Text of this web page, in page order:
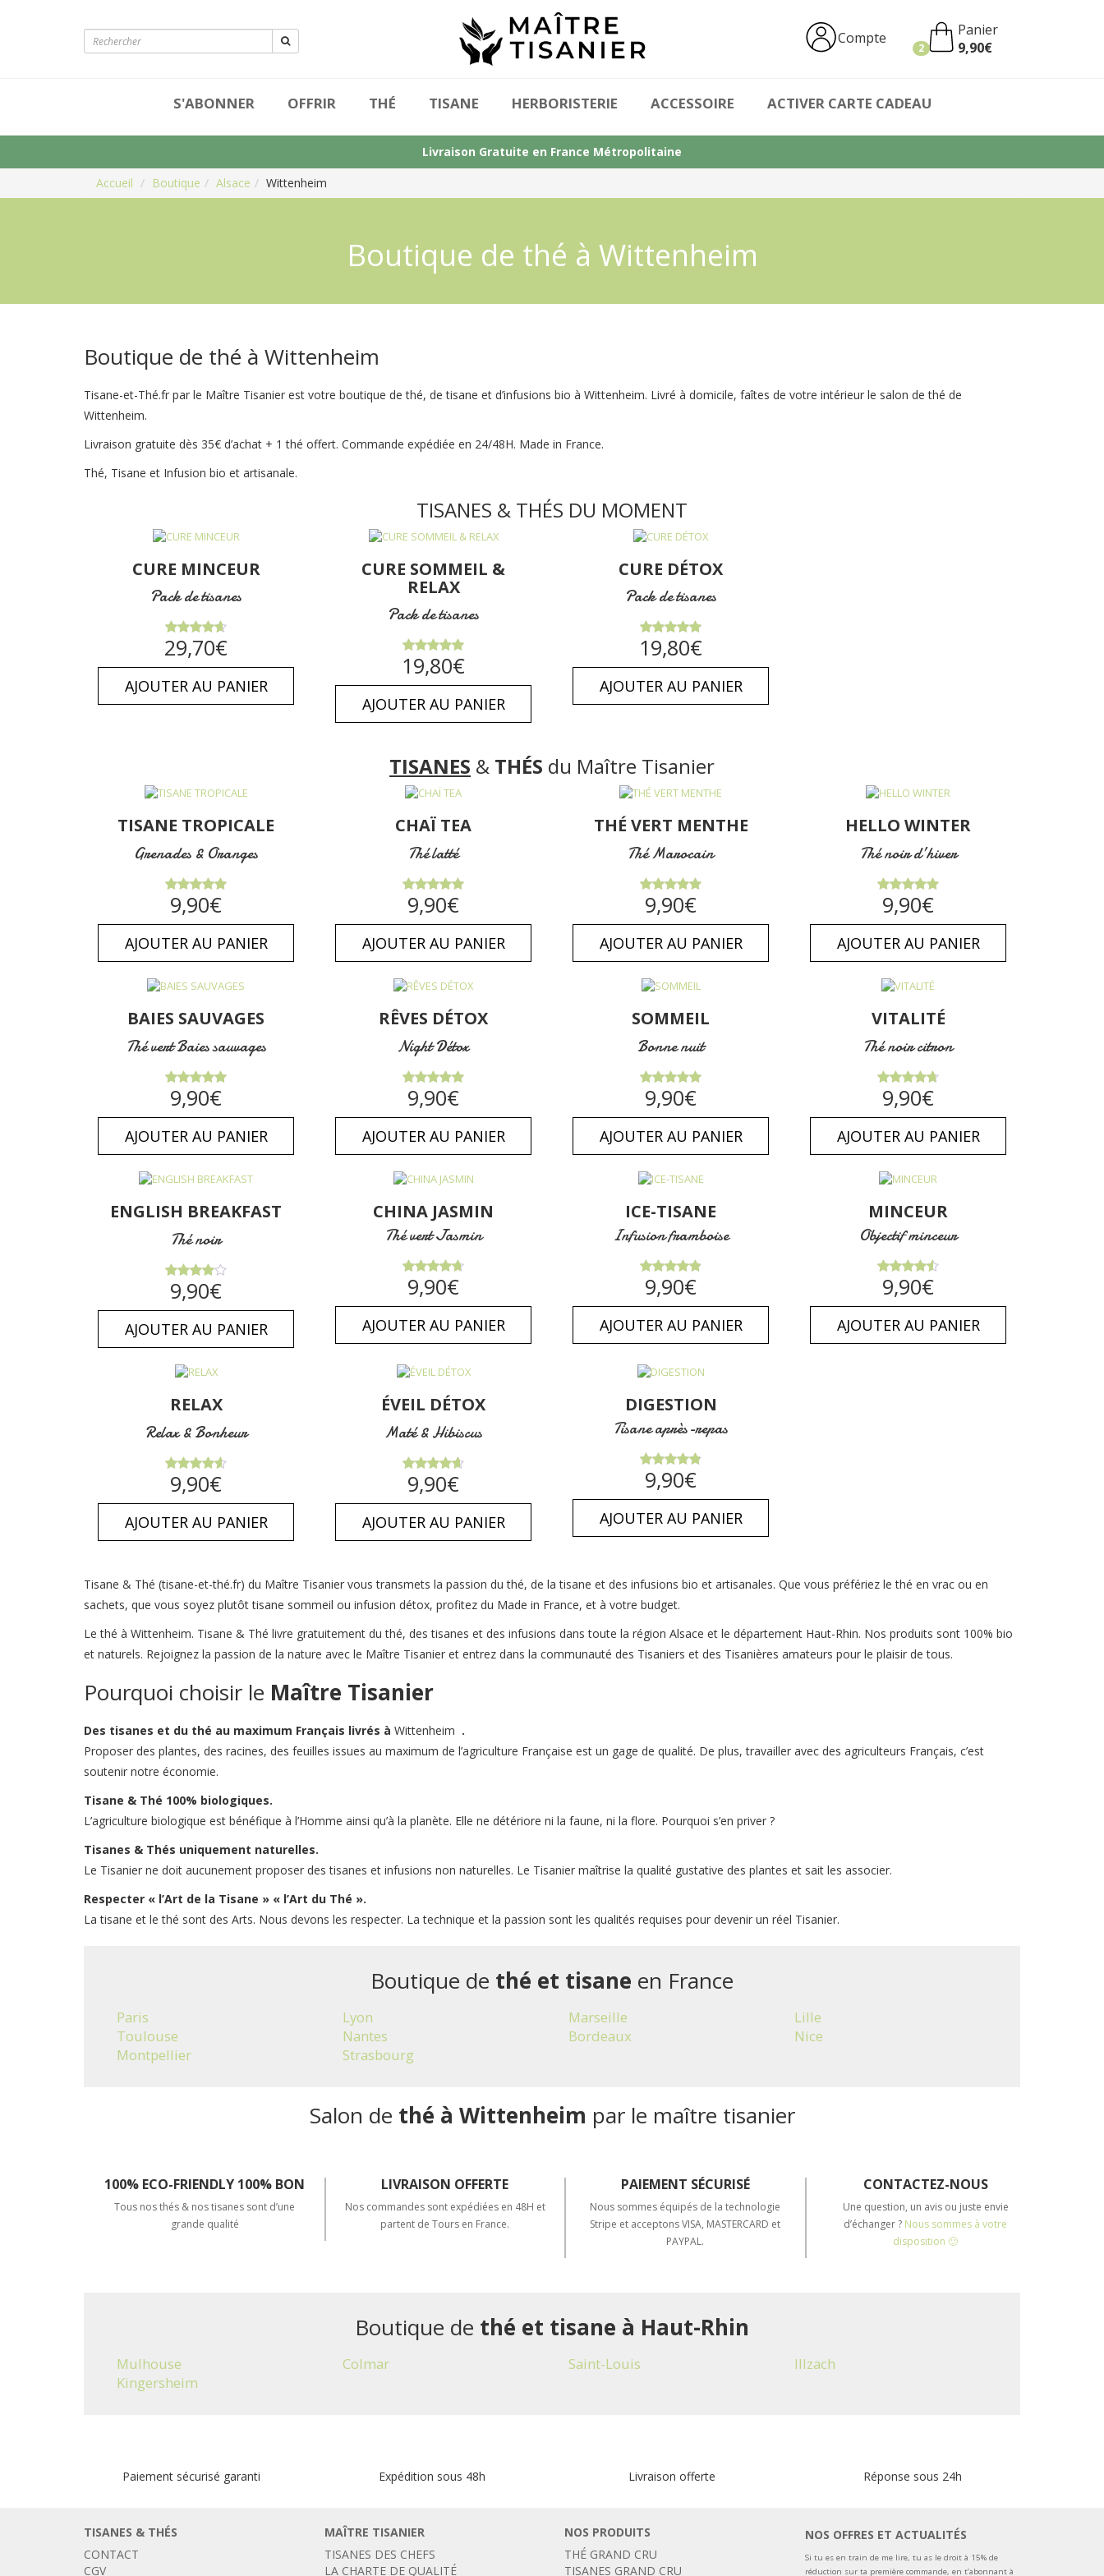
Compte
Panier
9,90€
2
Tisanier
S'ABONNER OFFRIR THÉ TISANE HERBORISTERIE ACCESSOIRE ACTIVER CARTE CADEAU
Livraison Gratuite en France Métropolitaine
Accueil
Boutique Alsace Wittenheim
Boutique de thé à Wittenheim
Boutique de thé à Wittenheim
Tisane-et-Thé.fr par le Maître Tisanier est votre boutique de thé, de tisane et d’infusions bio à Wittenheim. Livré à domicile, faîtes de votre intérieur le salon de thé de
Wittenheim.
Livraison gratuite dès 35€ d’achat + 1 thé offert. Commande expédiée en 24/48H. Made in France.
Thé, Tisane et Infusion bio et artisanale.
TISANES & THÉS DU MOMENT
CURE MINCEUR
Pack de tisanes
Note
4.64sur
5
29,70€
AJOUTER AU PANIER
CURE SOMMEIL &
RELAX
Pack de tisanes
Note5.00
sur 5
19,80€
AJOUTER AU PANIER
CURE DÉTOX
Pack de tisanes
Note5.00
sur 5
19,80€
AJOUTER AU PANIER
TISANES & THÉS du Maître Tisanier
TISANE TROPICALE
Grenades & Oranges
Note5.00
sur 5
9,90€
AJOUTER AU PANIER
CHAÏ TEA
Thé latté
Note5.00
sur 5
9,90€
AJOUTER AU PANIER
THÉ VERT MENTHE
Thé Marocain
Note5.00
sur 5
9,90€
AJOUTER AU PANIER
HELLO WINTER
Thé noir d’hiver
Note5.00
sur 5
9,90€
AJOUTER AU PANIER
BAIES SAUVAGES
Thé vert Baies sauvages
Note5.00
sur 5
9,90€
AJOUTER AU PANIER
RÊVES DÉTOX
Night Détox
Note5.00
sur 5
9,90€
AJOUTER AU PANIER
SOMMEIL
Bonne nuit
Note5.00
sur 5
9,90€
AJOUTER AU PANIER
VITALITÉ
Thé noir citron
Note
4.75sur
5
9,90€
AJOUTER AU PANIER
ENGLISH BREAKFAST
Thé noir
Note
4.00sur
5
9,90€
AJOUTER AU PANIER
CHINA JASMIN
Thé vert Jasmin
Note
4.71sur
5
9,90€
AJOUTER AU PANIER
ICE-TISANE
Infusion framboise
Note
4.86sur
5
9,90€
AJOUTER AU PANIER
MINCEUR
Objectif minceur
Note
4.50sur
5
9,90€
AJOUTER AU PANIER
RELAX
Relax & Bonheur
Note
4.63sur
5
9,90€
AJOUTER AU PANIER
ÉVEIL DÉTOX
Maté & Hibiscus
Note
4.67sur
5
9,90€
AJOUTER AU PANIER
DIGESTION
Tisane après-repas
Note4.89
sur 5
9,90€
AJOUTER AU PANIER
Tisane & Thé (tisane-et-thé.fr) du Maître Tisanier vous transmets la passion du thé, de la tisane et des infusions bio et artisanales. Que vous préfériez le thé en vrac ou en
sachets, que vous soyez plutôt tisane sommeil ou infusion détox, profitez du Made in France, et à votre budget.
Le thé à Wittenheim. Tisane & Thé livre gratuitement du thé, des tisanes et des infusions dans toute la région Alsace et le département Haut-Rhin. Nos produits sont 100% bio
et naturels. Rejoignez la passion de la nature avec le Maître Tisanier et entrez dans la communauté des Tisaniers et des Tisanières amateurs pour le plaisir de tous.
Pourquoi choisir le Maître Tisanier
Des tisanes et du thé au maximum Français livrés à Wittenheim .
Proposer des plantes, des racines, des feuilles issues au maximum de l’agriculture Française est un gage de qualité. De plus, travailler avec des agriculteurs Français, c’est
soutenir notre économie.
Tisane & Thé 100% biologiques.
L’agriculture biologique est bénéfique à l’Homme ainsi qu’à la planète. Elle ne détériore ni la faune, ni la flore. Pourquoi s’en priver ?
Tisanes & Thés uniquement naturelles.
Le Tisanier ne doit aucunement proposer des tisanes et infusions non naturelles. Le Tisanier maîtrise la qualité gustative des plantes et sait les associer.
Respecter « l’Art de la Tisane » « l’Art du Thé ».
La tisane et le thé sont des Arts. Nous devons les respecter. La technique et la passion sont les qualités requises pour devenir un réel Tisanier.
Boutique de thé et tisane en France
Paris Lyon Marseille
Lille
Toulouse
Nantes Bordeaux
Nice
Montpellier
Strasbourg
Salon de thé à Wittenheim par le maître tisanier
100% ECO-FRIENDLY 100% BON
Tous nos thés & nos tisanes sont d’une
grande qualité
LIVRAISON OFFERTE
Nos commandes sont expédiées en 48H et
partent de Tours en France.
PAIEMENT SÉCURISÉ
Nous sommes équipés de la technologie
Stripe et acceptons VISA, MASTERCARD et
PAYPAL.
CONTACTEZ-NOUS
Une question, un avis ou juste envie
d’échanger ? Nous sommes à votre
disposition 🙂
Boutique de thé et tisane à Haut-Rhin
Mulhouse Colmar Saint-Louis
Illzach
Kingersheim
Paiement sécurisé garanti Expédition sous 48h Livraison offerte Réponse sous 24h
TISANES & THÉS
CONTACT
CGV
MAÎTRE TISANIER
TISANES DES CHEFS
LA CHARTE DE QUALITÉ
NOS PRODUITS
THÉ GRAND CRU
TISANES GRAND CRU
NOS OFFRES ET ACTUALITÉS
Si tu es en train de me lire, tu as le droit à 15% de
réduction sur ta première commande, en t’abonnant à